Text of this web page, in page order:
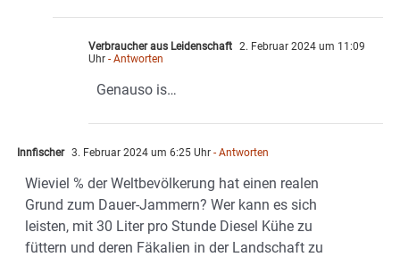
Verbraucher aus Leidenschaft 2. Februar 2024 um 11:09
Uhr - Antworten
Genauso is…
Innfischer 3. Februar 2024 um 6:25 Uhr - Antworten
Wieviel % der Weltbevölkerung hat einen realen
Grund zum Dauer-Jammern? Wer kann es sich
leisten, mit 30 Liter pro Stunde Diesel Kühe zu
füttern und deren Fäkalien in der Landschaft zu